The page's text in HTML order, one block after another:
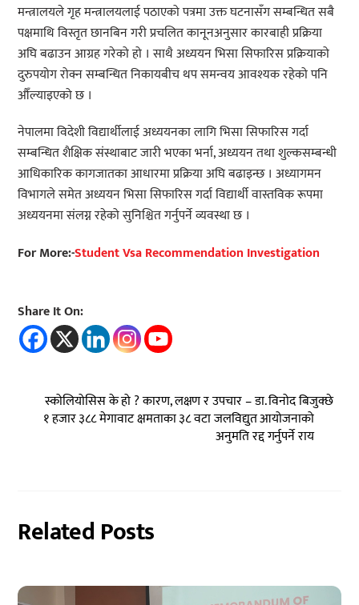
मन्त्रालयले गृह मन्त्रालयलाई पठाएको पत्रमा उक्त घटनासँग सम्बन्धित सबै
पक्षमाथि विस्तृत छानबिन गरी प्रचलित कानूनअनुसार कारबाही प्रक्रिया
अघि बढाउन आग्रह गरेको हो । साथै अध्ययन भिसा सिफारिस प्रक्रियाको
दुरुपयोग रोक्न सम्बन्धित निकायबीच थप समन्वय आवश्यक रहेको पनि
औँल्याइएको छ ।
नेपालमा विदेशी विद्यार्थीलाई अध्ययनका लागि भिसा सिफारिस गर्दा
सम्बन्धित शैक्षिक संस्थाबाट जारी भएका भर्ना, अध्ययन तथा शुल्कसम्बन्धी
आधिकारिक कागजातका आधारमा प्रक्रिया अघि बढाइन्छ । अध्यागमन
विभागले समेत अध्ययन भिसा सिफारिस गर्दा विद्यार्थी वास्तविक रूपमा
अध्ययनमा संलग्न रहेको सुनिश्चित गर्नुपर्ने व्यवस्था छ ।
For More:-Student Vsa Recommendation Investigation
Share It On:
स्कोलियोसिस के हो ? कारण, लक्षण र उपचार – डा. विनोद बिजुक्छे
१ हजार ३८८ मेगावाट क्षमताका ३८ वटा जलविद्युत आयोजनाको
अनुमति रद्द गर्नुपर्ने राय
Related Posts